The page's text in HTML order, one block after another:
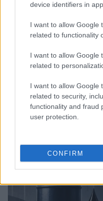
device identifiers in
I want to allow Google
related to functionality
I want to allow Google
related to
I want to allow Google
related to security,
functionality and fraud
user protection.
CONFIRM
Brent cai 8.3% e arrasta
Rafael Oliveira · 7 ago 2026